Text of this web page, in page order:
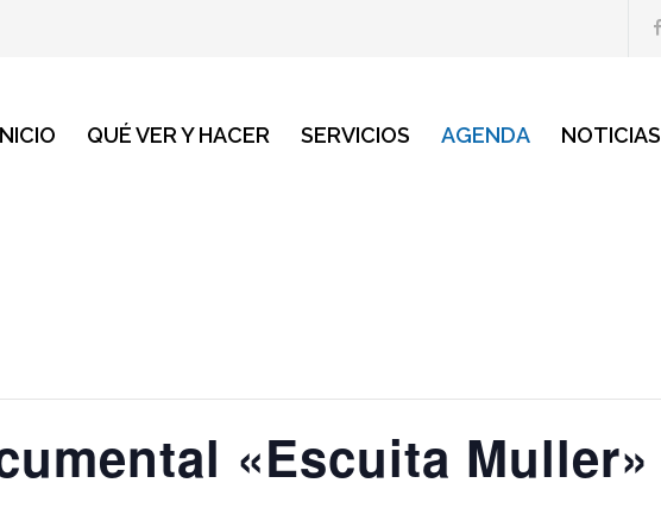
QUÉ VER Y HACER SERVICIOS AGENDA NOTICIAS
«Escuita Muller»